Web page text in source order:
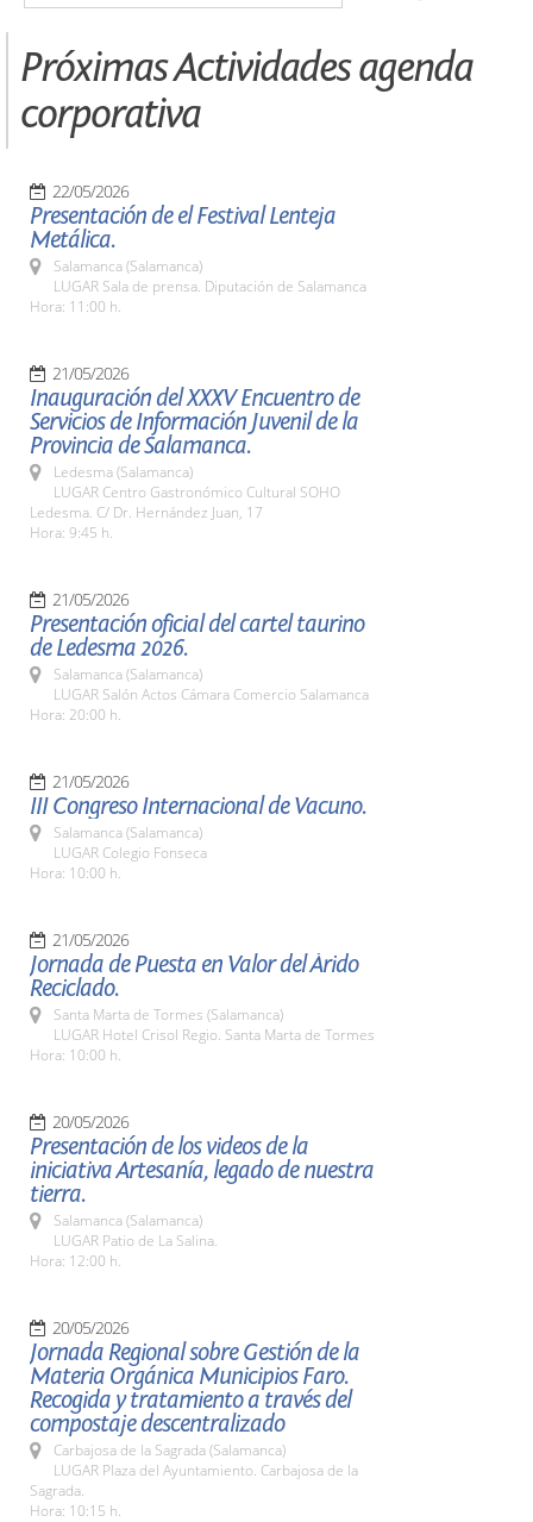
Próximas Actividades agenda
corporativa
22/05/2026
Presentación de el Festival Lenteja
Metálica.
Salamanca (Salamanca)
LUGAR Sala de prensa. Diputación de Salamanca
Hora: 11:00 h.
21/05/2026
Inauguración del XXXV Encuentro de
Servicios de Información Juvenil de la
Provincia de Salamanca.
Ledesma (Salamanca)
LUGAR Centro Gastronómico Cultural SOHO
Ledesma. C/ Dr. Hernández Juan, 17
Hora: 9:45 h.
21/05/2026
Presentación oficial del cartel taurino
de Ledesma 2026.
Salamanca (Salamanca)
LUGAR Salón Actos Cámara Comercio Salamanca
Hora: 20:00 h.
21/05/2026
III Congreso Internacional de Vacuno.
Salamanca (Salamanca)
LUGAR Colegio Fonseca
Hora: 10:00 h.
21/05/2026
Jornada de Puesta en Valor del Árido
Reciclado.
Santa Marta de Tormes (Salamanca)
LUGAR Hotel Crisol Regio. Santa Marta de Tormes
Hora: 10:00 h.
20/05/2026
Presentación de los videos de la
iniciativa Artesanía, legado de nuestra
tierra.
Salamanca (Salamanca)
LUGAR Patio de La Salina.
Hora: 12:00 h.
20/05/2026
Jornada Regional sobre Gestión de la
Materia Orgánica Municipios Faro.
Recogida y tratamiento a través del
compostaje descentralizado
Carbajosa de la Sagrada (Salamanca)
LUGAR Plaza del Ayuntamiento. Carbajosa de la
Sagrada.
Hora: 10:15 h.